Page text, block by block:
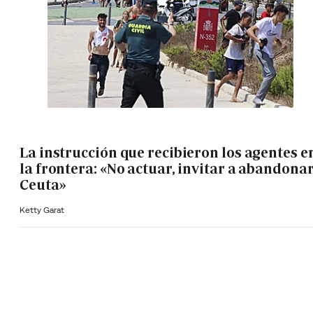
La instrucción que recibieron los agentes
la frontera: «No actuar, invitar a
Ceuta»
Ketty Garat